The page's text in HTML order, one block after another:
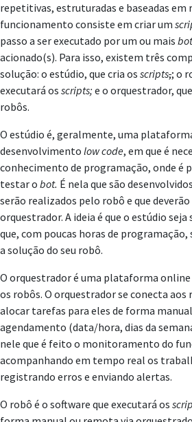
repetitivas, estruturadas e baseadas em
funcionamento consiste em criar um
passo a ser executado por um ou mais
acionado(s). Para isso, existem três
solução: o estúdio, que cria os scripts,; o
executará os scripts; e o orquestrador,
robôs.
O estúdio é, geralmente, uma
desenvolvimento low code, em que é
conhecimento de programação, onde é
testar o bot. É nela que são
serão realizados pelo robô e que
orquestrador. A ideia é que o estúdio
que, com poucas horas de
a solução do seu robô.
O orquestrador é uma plataforma
os robôs. O orquestrador se conecta aos
alocar tarefas para eles de forma
agendamento (data/hora, dias da
nele que é feito o monitoramento do
acompanhando em tempo real os
registrando erros e enviando alertas.
O robô é o software que executará os